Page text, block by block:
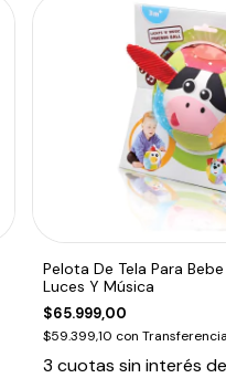
Pelota De Tela Para
Luces Y Música
$65.999,00
$59.399,10 con
3 cuotas sin interés de